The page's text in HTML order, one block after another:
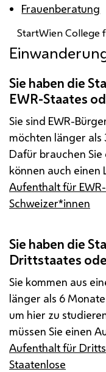
Frauenberatung
StartWien College
Sie haben die
EWR-Staates
Sie sind EWR-
möchten länger als
Dafür brauchen
können auch einen
Aufenthalt für
Schweizer*innen
Sie haben die
Drittstaates
Sie kommen aus
länger als 6
um hier zu
müssen Sie einen
Aufenthalt für
Staatenlose